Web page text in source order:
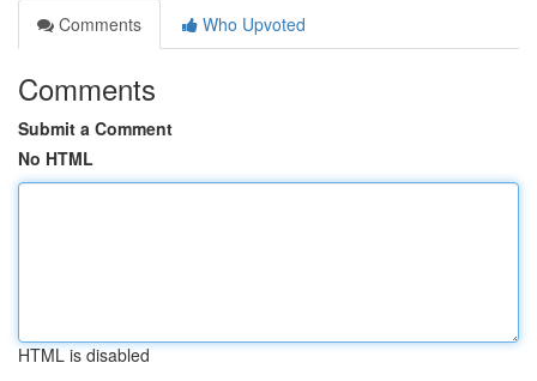
Comments
Who Upvoted
Comments
Submit a Comment
No HTML
HTML is disabled